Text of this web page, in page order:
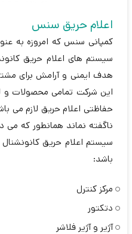
اعلام حریق سنس
کمپانی سنس که امروزه به
سیستم های اعلام حریق
هدف ایمنی و آرامش برای
این شرکت تمامی محصولات و
حفاظتی اعلام حریق لازم می
ناگفته نماند همانطور که
سیستم اعلام حریق
باشد:
مرکز کنترل
دتکتور
آژیر و آژیر فلاشر